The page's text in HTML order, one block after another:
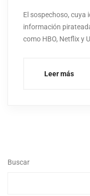
El sospechoso, cuya
información
como HBO, Netflix y
Leer más
Buscar